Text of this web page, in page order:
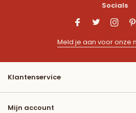
Socials
Meld je aan voor onze
Klantenservice
Mijn account